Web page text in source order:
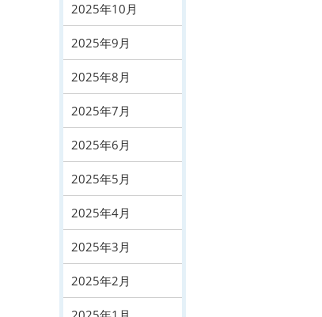
2025年10月
2025年9月
2025年8月
2025年7月
2025年6月
2025年5月
2025年4月
2025年3月
2025年2月